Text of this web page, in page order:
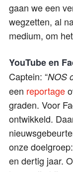
gaan we een
wegzetten, al
medium, om
YouTube en
Captein: “NOS
een reportage
graden. Voor
ontwikkeld.
onze
en dertig jaar.